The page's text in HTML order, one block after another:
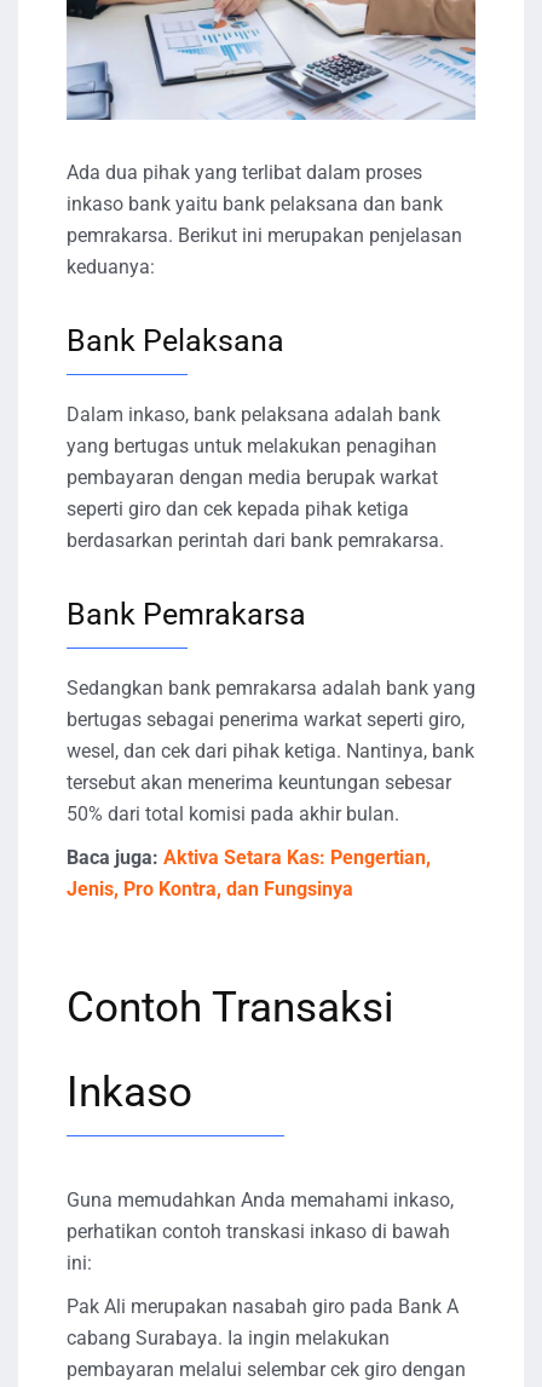
Ada dua pihak yang terlibat dalam proses
inkaso bank yaitu bank pelaksana dan bank
pemrakarsa. Berikut ini merupakan penjelasan
keduanya:
Bank Pelaksana
Dalam inkaso, bank pelaksana adalah bank
yang bertugas untuk melakukan penagihan
pembayaran dengan media berupak warkat
seperti giro dan cek kepada pihak ketiga
berdasarkan perintah dari bank pemrakarsa.
Bank Pemrakarsa
Sedangkan bank pemrakarsa adalah bank yang
bertugas sebagai penerima warkat seperti giro,
wesel, dan cek dari pihak ketiga. Nantinya, bank
tersebut akan menerima keuntungan sebesar
50% dari total komisi pada akhir bulan.
Baca juga: Aktiva Setara Kas: Pengertian,
Jenis, Pro Kontra, dan Fungsinya
Contoh Transaksi
Inkaso
Guna memudahkan Anda memahami inkaso,
perhatikan contoh transkasi inkaso di bawah
ini:
Pak Ali merupakan nasabah giro pada Bank A
cabang Surabaya. Ia ingin melakukan
pembayaran melalui selembar cek giro dengan